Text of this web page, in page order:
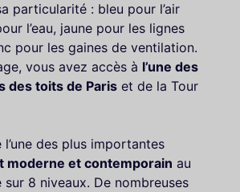
particularité : bleu pour l’air
l’eau, jaune pour les lignes
pour les gaines de ventilation.
vous avez accès à l’une des
des toits de Paris et de la Tour
des plus importantes
moderne et contemporain au
8 niveaux. De nombreuses